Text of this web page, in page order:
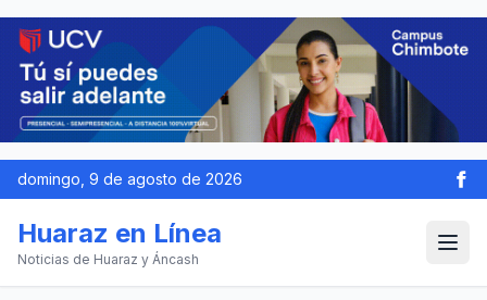
domingo, 9 de agosto de 2026
Huaraz en Línea
Noticias de Huaraz y Áncash